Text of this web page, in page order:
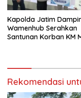
Kapolda Jatim
Wamenhub Serahkan
Santunan Korban KM
Rekomendasi